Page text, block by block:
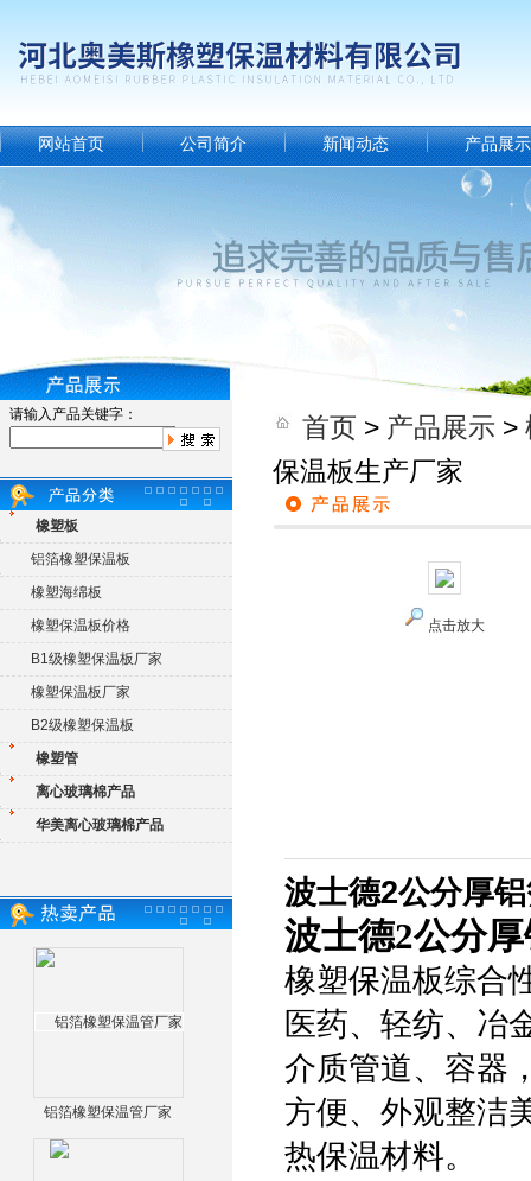
网站首页 公司简介 新闻动态 产品展示
请输入产品关键字：
橡塑板
铝箔橡塑保温板
橡塑海绵板
橡塑保温板价格
B1级橡塑保温板厂家
橡塑保温板厂家
B2级橡塑保温板
橡塑管
离心玻璃棉产品
华美离心玻璃棉产品
铝箔橡塑保温管厂家
首页 > 产品展示 >
保温板生产厂家
点击放大
波士德2公分厚
波士德2公分
橡塑保温板综合
医药、轻纺、冶
介质管道、容器
方便、外观整洁
热保温材料。